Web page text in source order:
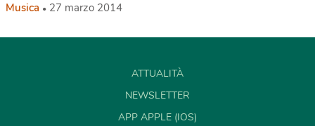
Musica 27 marzo 2014
ATTUALITÀ
NEWSLETTER
APP APPLE (IOS)